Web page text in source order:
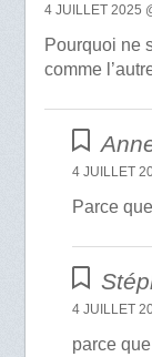
4 JUILLET 2025
Pourquoi ne
comme
4 JUILLET
Parce
4 JUILLET
parce